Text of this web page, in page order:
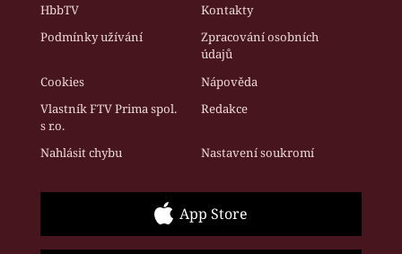
HbbTV
Kontakty
Podmínky užívání
Zpracování osobních
údajů
Cookies
Nápověda
Vlastník FTV Prima spol.
s r.o.
Redakce
Nahlásit chybu Nastavení soukromí
App Store